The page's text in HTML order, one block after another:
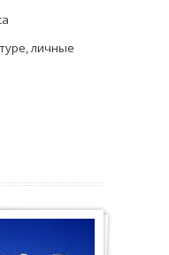
личные